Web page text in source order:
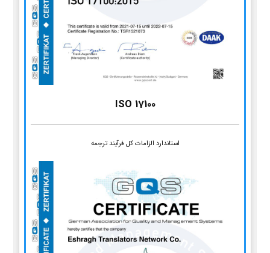
ISO 17100
استاندارد الزامات کل فرآیند ترجمه